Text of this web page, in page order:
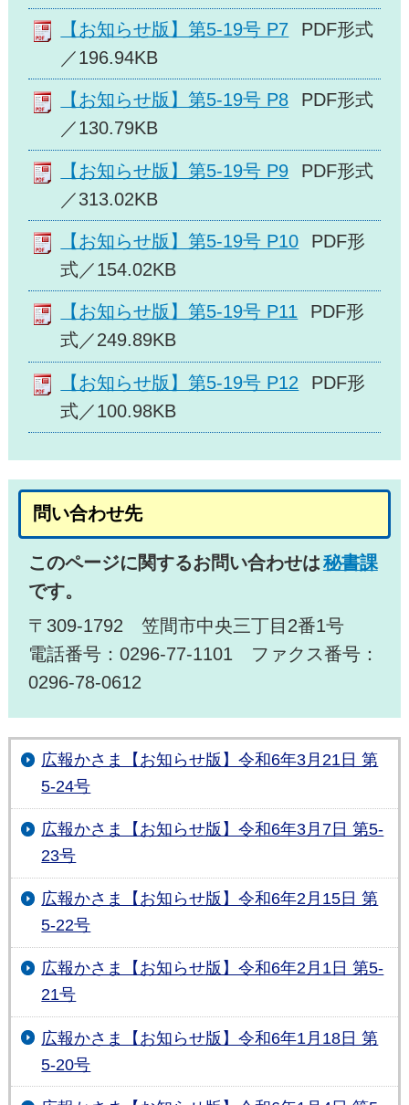
【お知らせ版】第5-19号 P7
PDF形式
／196.94KB
【お知らせ版】第5-19号 P8
PDF形式
／130.79KB
【お知らせ版】第5-19号 P9
PDF形式
／313.02KB
【お知らせ版】第5-19号 P10
PDF形
式／154.02KB
【お知らせ版】第5-19号 P11
PDF形
式／249.89KB
【お知らせ版】第5-19号 P12
PDF形
式／100.98KB
問い合わせ先
このページに関するお問い合わせは秘書課
です。
〒309-1792 笠間市中央三丁目2番1号
電話番号：0296-77-1101 ファクス番号：
0296-78-0612
広報かさま【お知らせ版】令和6年3月21日 第
5-24号
広報かさま【お知らせ版】令和6年3月7日 第5-
23号
広報かさま【お知らせ版】令和6年2月15日 第
5-22号
広報かさま【お知らせ版】令和6年2月1日 第5-
21号
広報かさま【お知らせ版】令和6年1月18日 第
5-20号